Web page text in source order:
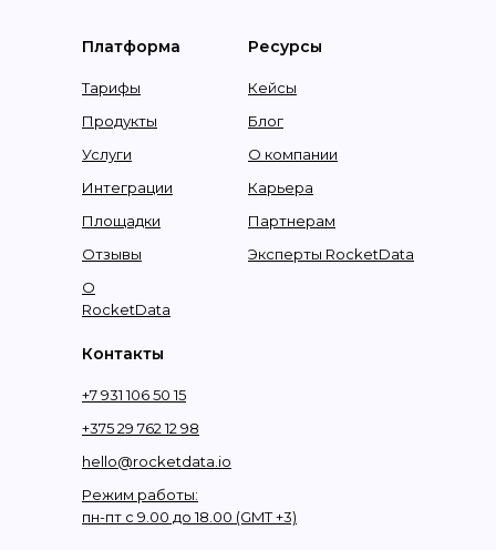
+375 29 762 12 98
+7 931 106 50 15
hello@rocketdata.io
Режим работы:
пн-пт с 9.00 до 18.00 (GMT +3)
Контакты
Ресурсы
О компании
Кейсы
Блог
Эксперты RocketData
Партнерам
Карьера
Платформа
Продукты
Тарифы
О
RocketData
Отзывы
Площадки
Услуги
Интеграции